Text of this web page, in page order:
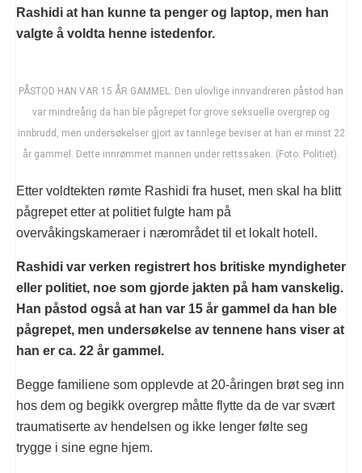
Rashidi at han kunne ta penger og laptop, men han
valgte å voldta henne istedenfor.
PÅSTOD HAN VAR 15 ÅR GAMMEL: Den ulovlige innvandreren påstod han
var mindreårig da han ble pågrepet for grove seksuelle overgrep og
innbrudd, men undersøkelser gjort av tannlege beviser at han er minst 22
år gammel. Dette innrømmet mannen under rettssaken. (Foto: Politiet).
Etter voldtekten rømte Rashidi fra huset, men skal ha blitt
pågrepet etter at politiet fulgte ham på
overvåkingskameraer i nærområdet til et lokalt hotell.
Rashidi var verken registrert hos britiske myndigheter
eller politiet, noe som gjorde jakten på ham vanskelig.
Han påstod også at han var 15 år gammel da han ble
pågrepet, men undersøkelse av tennene hans viser at
han er ca. 22 år gammel.
Begge familiene som opplevde at 20-åringen brøt seg inn
hos dem og begikk overgrep måtte flytte da de var svært
traumatiserte av hendelsen og ikke lenger følte seg
trygge i sine egne hjem.